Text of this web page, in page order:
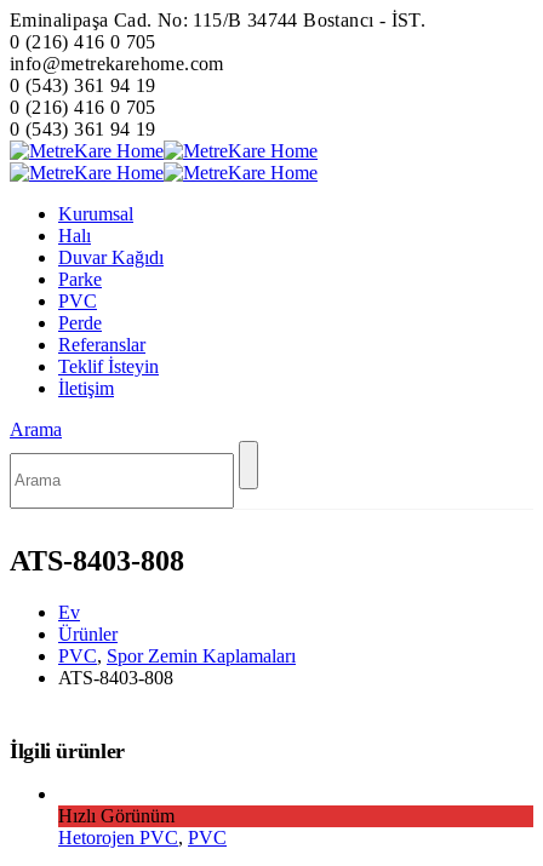
Eminalipaşa Cad. No: 115/B 34744 Bostancı - İST.
0 (216) 416 0 705
info@metrekarehome.com
0 (543) 361 94 19
0 (216) 416 0 705
0 (543) 361 94 19
Kurumsal
Halı
Duvar Kağıdı
Parke
PVC
Perde
Referanslar
Teklif İsteyin
İletişim
Arama
ATS-8403-808
Ev
Ürünler
PVC, Spor Zemin Kaplamaları
ATS-8403-808
İlgili ürünler
Hızlı Görünüm
Hetorojen PVC, PVC